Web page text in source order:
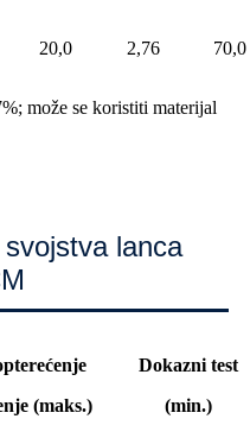
20,0 2,76 70,0
može se koristiti materijal
lanca
(maks.)
Dokazni test
(min.)